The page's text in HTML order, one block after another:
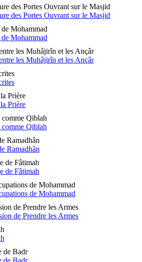
des Portes Ouvrant sur le Masjid
des Portes Ouvrant sur le Masjid
Mohammad
Mohammad
les Muhâjirîn et les Ançâr
les Muhâjirîn et les Ançâr
Prière
Prière
Qiblah
Qiblah
Ramadhân
Ramadhân
de Fâtimah
de Fâtimah
de Mohammad
de Mohammad
de Prendre les Armes
de Prendre les Armes
de Badr
de Badr